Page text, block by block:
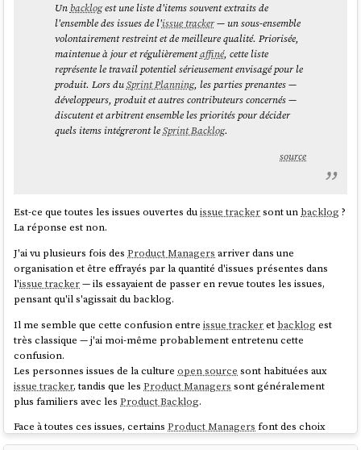
Je trouve curieux de voir émerger des projets comme
octobre 2025 ough-issue-syncen décembre 2025, portés par la
mouvanceSpecs Driven Developmentdesagents IA, alors que
j'explore ce formalisme depuis environ 2010. Ce qui m'intrigue surtout :
pourquoi les développeurs s'intéressent à la spécification maintenant,
et pas avant ? J'ai commencé à rédiger des choses à ce sujet, que je
souhaite publier.
Le 15 mars dernier, j'ai créé des commandes OpenCode
issue-
gh-issue-
sklein-devbox:https://github.com/stephane-klein/sklein-
devbox/issues.
En l'état, je ne suis pas satisfait de monexpérience de développeur
(DX). Il me semble quela fonctionnalité SKILL.md degh-issue-syncoffre
probablement une meilleure architecture que l'utilisation des
commandesOpenCode.
Ces prochains jours, je compte testergh-issue-syncpour un éventuel
remplacement. À plus long terme, j'aimerais pousser plus loin le sujet
en testantBeads
Un backlogest une liste d'items souvent extraits de
l'ensemble des issues de l'issue tracker— un sous-ensemble
volontairement restreint et de meilleure qualité. Priorisée,
maintenue à jour et régulièrementaffiné, cette liste
représente le travail potentiel sérieusement envisagé pour le
produit. Lors duSprint Planning, les parties prenantes —
développeurs, produit et autres contributeurs concernés —
discutent et arbitrent ensemble les priorités pour décider
quels items intégreront leSprint Backlog.
source
Est-ce que toutes les issues ouvertes duissue trackersont un backlog ?
La réponse est non.
J'ai vu plusieurs fois desProduct Managers arriver dans une
organisation et être effrayés par la quantité d'issues présentes dans
l'issue tracker— ils essayaient de passer en revue toutes les issues,
pensant qu'il s'agissait du backlog.
Il me semble que cette confusion entreissue trackeret backlog est
très classique — j'ai moi-même probablement entretenu cette
confusion.
Les personnes issues de la cultureopen source sont habituées aux
issue tracker, tandis que lesProduct Managers sont généralement
plus familiers avec lesProduct Backlog.
Face à toutes ces issues, certainsProduct Managers font des choix
radicaux pour garder la maîtrise :